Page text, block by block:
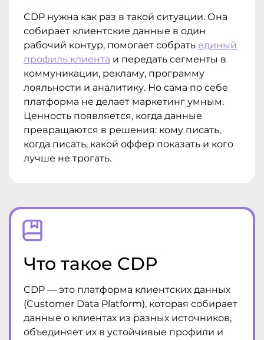
CDP нужна как раз в такой ситуации. Она
собирает клиентские данные в один
рабочий контур, помогает собрать единый
профиль клиента и передать сегменты в
коммуникации, рекламу, программу
лояльности и аналитику. Но сама по себе
платформа не делает маркетинг умным.
Ценность появляется, когда данные
превращаются в решения: кому писать,
когда писать, какой оффер показать и кого
лучше не трогать.
Что такое CDP
CDP — это платформа клиентских данных
(Customer Data Platform), которая собирает
данные о клиентах из разных источников,
объединяет их в устойчивые профили и